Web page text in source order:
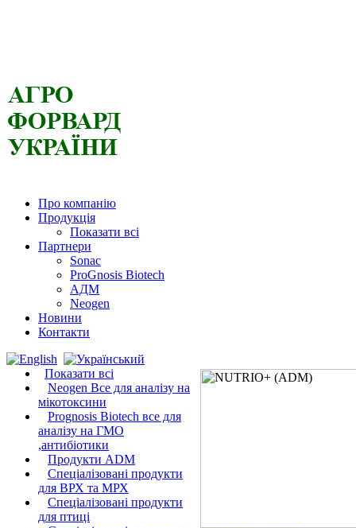
Про компанію
Продукція
Показати всі
Партнери
Sonac
ProGnosis Biotech
АДМ
Neogen
Новини
Контакти
Показати всі
Neogen Все для аналізу на
мікотоксини
Prognosis Biotech все для
аналізу на ГМО
,антибіотики
Продукти ADM
Спеціалізовані продукти
для ВРХ та МРХ
Спеціалізовані продукти
для птиці